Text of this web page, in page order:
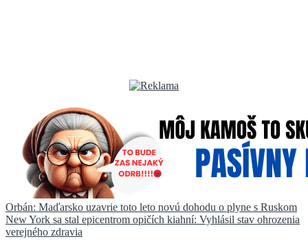
Navigácia
v
Orbán: Maďarsko uzavrie toto leto novú dohodu o plyne s Ruskom
New York sa stal epicentrom opičích kiahní: Vyhlásil stav ohrozenia
verejného zdravia